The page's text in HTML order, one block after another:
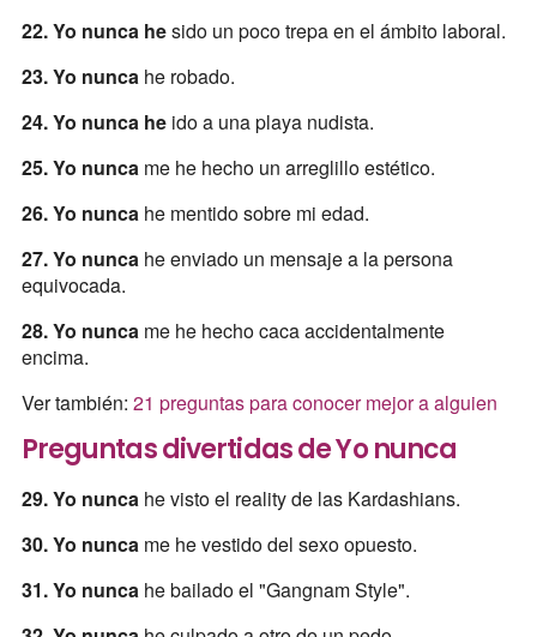
22. Yo nunca hesido un poco trepa en el ámbito laboral.
23. Yo nuncahe robado.
24. Yo nunca heido a una playa nudista.
25. Yo nuncame he hecho un arreglillo estético.
26. Yo nuncahe mentido sobre mi edad.
27. Yo nuncahe enviado un mensaje a la persona
equivocada.
28. Yo nuncame he hecho caca accidentalmente
encima.
Ver también: 21 preguntas para conocer mejor a alguien
Preguntas divertidas de Yo nunca
29. Yo nuncahe visto el reality de las Kardashians.
30. Yo nuncame he vestido del sexo opuesto.
31. Yo nuncahe bailado el "Gangnam Style".